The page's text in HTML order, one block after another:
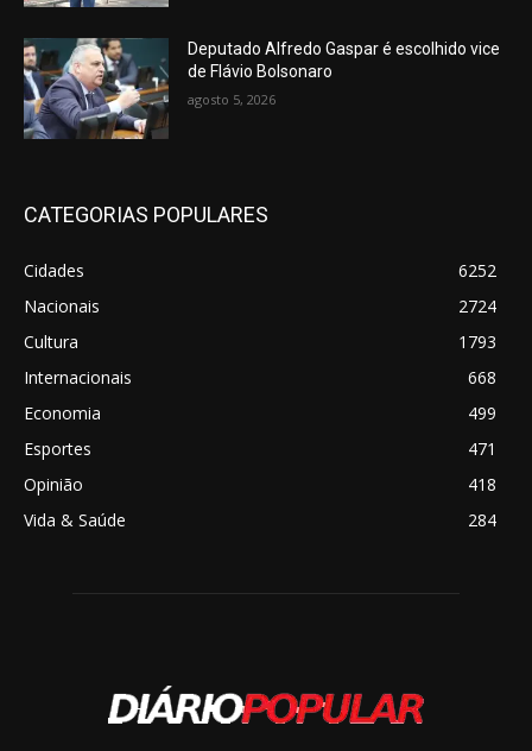
Deputado Alfredo Gaspar é escolhido vice
de Flávio Bolsonaro
agosto 5, 2026
CATEGORIAS POPULARES
Cidades
6252
Nacionais
2724
Cultura
1793
Internacionais
668
Economia
499
Esportes
471
Opinião
418
Vida & Saúde
284